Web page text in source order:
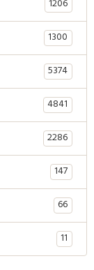
1206
1300
5374
4841
2286
147
66
11